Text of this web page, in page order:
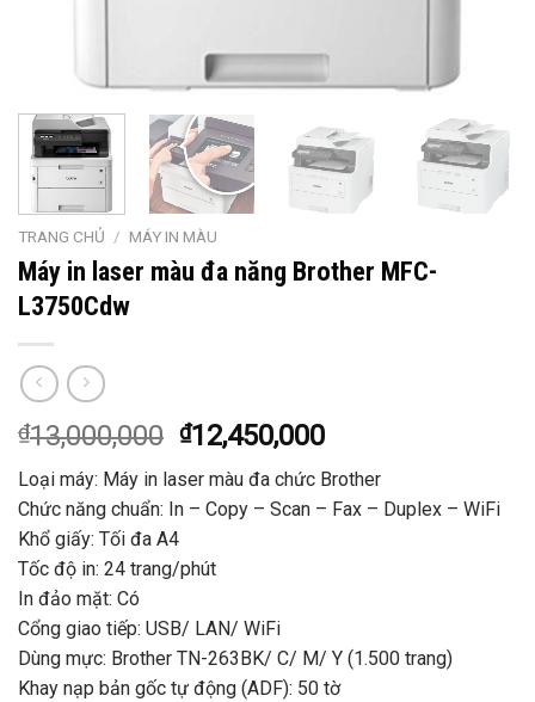
TRANG CHỦ / MÁY IN MÀU
Máy in laser màu đa năng Brother MFC-
L3750Cdw
₫13,000,000 ₫12,450,000
Loại máy: Máy in laser màu đa chức Brother
Chức năng chuẩn: In – Copy – Scan – Fax – Duplex – WiFi
Khổ giấy: Tối đa A4
Tốc độ in: 24 trang/phút
In đảo mặt: Có
Cổng giao tiếp: USB/ LAN/ WiFi
Dùng mực: Brother TN-263BK/ C/ M/ Y (1.500 trang)
Khay nạp bản gốc tự động (ADF): 50 tờ